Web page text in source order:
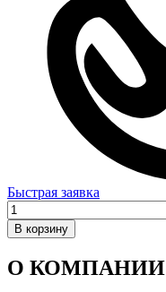
Быстрая заявка
Количество
товара
Датчик
ГВС
В корзину
О КОМПАНИИ